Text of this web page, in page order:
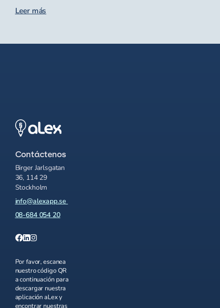
Leer más
Contáctenos
Birger Jarlsgatan
36, 114 29
Stockholm
info@alexapp.se
08-684 054 20
Por favor, escanea
nuestro código QR
a continuación para
descargar nuestra
aplicación aLex y
encontrar nuestras